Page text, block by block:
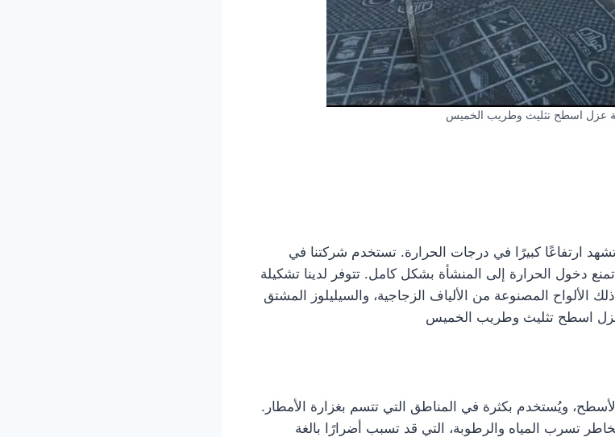
عزل اسطح تثليث وطريب الخميس
ارتفاعًا كبيرًا في درجات الحرارة. تستخدم شركتنا في
دخول الحرارة إلى المنشأة بشكل كامل. تتوفر لدينا تشكيلة
الألواح المصنوعة من الألياف الزجاجية، والسيليلوز المشتق
اسطح تثليث وطريب الخميس
ويُستخدم بكثرة في المناطق التي تتسم بغزارة الأمطار.
تسرب المياه والرطوبة، التي قد تسبب أضرارًا بالغة